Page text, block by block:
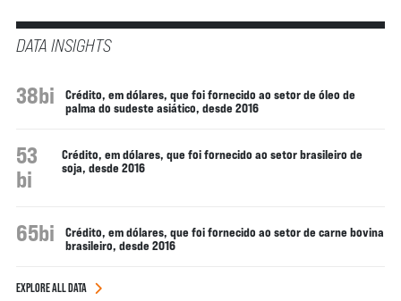
DATA INSIGHTS
38bi
Crédito, em dólares, que foi fornecido ao setor de óleo de
palma do sudeste asiático, desde 2016
53
bi
Crédito, em dólares, que foi fornecido ao setor brasileiro de
soja, desde 2016
65bi
Crédito, em dólares, que foi fornecido ao setor de carne bovina
brasileiro, desde 2016
EXPLORE ALL DATA